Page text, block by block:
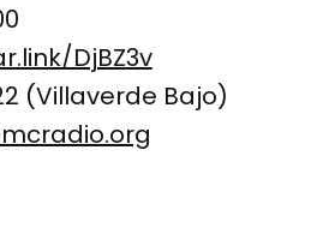
DjBZ3v
(Villaverde Bajo)